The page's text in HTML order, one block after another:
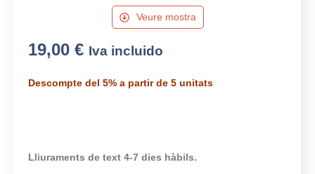
Veure mostra
19,00 € Iva incluido
Descompte del 5% a partir de 5 unitats
Lliuraments de text 4-7 dies hàbils.